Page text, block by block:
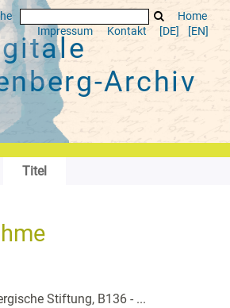
Home
Impressum
Kontakt [DE] [EN]
Archiv
Titel
Stiftung, B136 - ...